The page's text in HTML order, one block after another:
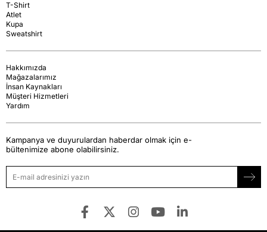
T-Shirt
Atlet
Kupa
Sweatshirt
Hakkımızda
Mağazalarımız
İnsan Kaynakları
Müşteri Hizmetleri
Yardım
Kampanya ve duyurulardan haberdar olmak için e-
bültenimize abone olabilirsiniz.